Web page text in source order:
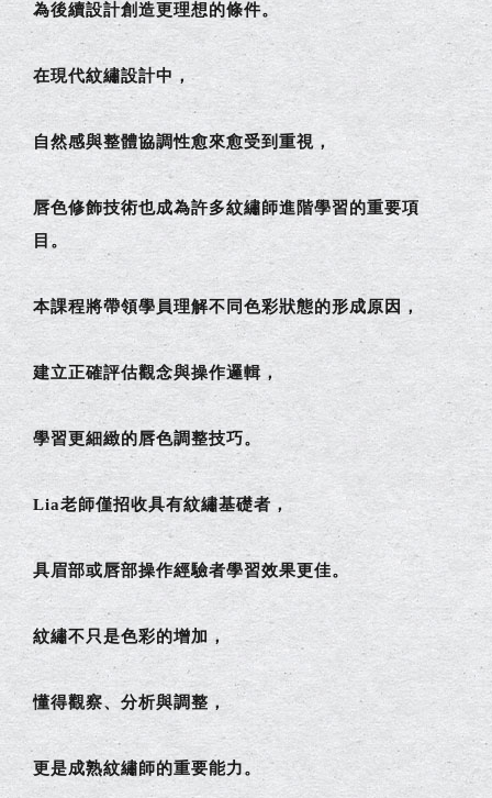
為後續設計創造更理想的條件。
在現代紋繡設計中，
自然感與整體協調性愈來愈受到重視，
唇色修飾技術也成為許多紋繡師進階學習的重要項
目。
本課程將帶領學員理解不同色彩狀態的形成原因，
建立正確評估觀念與操作邏輯，
學習更細緻的唇色調整技巧。
Lia老師僅招收具有紋繡基礎者，
具眉部或唇部操作經驗者學習效果更佳。
紋繡不只是色彩的增加，
懂得觀察、分析與調整，
更是成熟紋繡師的重要能力。